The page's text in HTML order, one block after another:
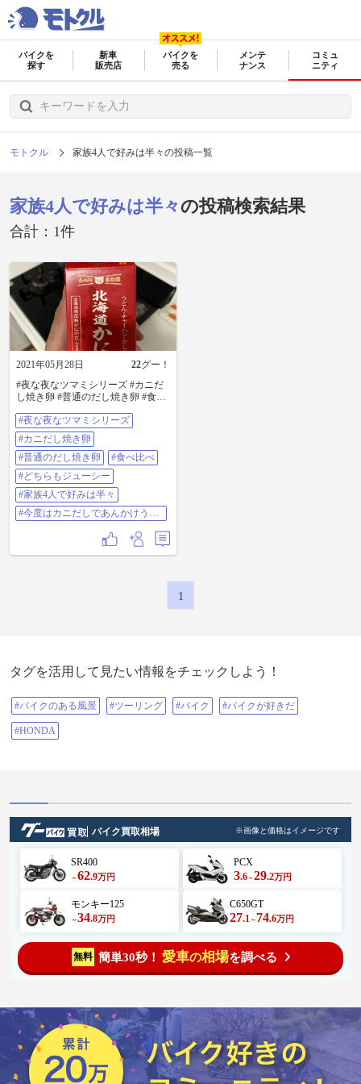
バイクを
探す
新車
販売店
バイクを
売る
メンテ
ナンス
コミュ
ニティ
モトクル 家族4人で好みは半々の投稿一覧
家族4人で好みは半々 の投稿検索結果
合計：1件
2021年05月28日 22グー！
#夜な夜なツマミシリーズ #カニだ
し焼き卵 #普通のだし焼き卵 #食べ
人で好みは半々 #今度はカニだしで
あんかけうどん作ろう
#夜な夜なツマミシリーズ
#カニだし焼き卵
#普通のだし焼き卵
#食べ比べ
#どちらもジューシー
#家族4人で好みは半々
#今度はカニだしであんかけうど
1
タグを活用して見たい情報をチェックしよう！
#バイクのある風景 #ツーリング #バイク #バイクが好きだ
#HONDA
バイク買取相場 ※画像と価格はイメージです
SR400
～62.9万円
PCX
3.6～29.2万円
モンキー125
～34.8万円
C650GT
27.1 ～ 74.6万円
無料 簡単30秒！ 愛車の相場を調べる